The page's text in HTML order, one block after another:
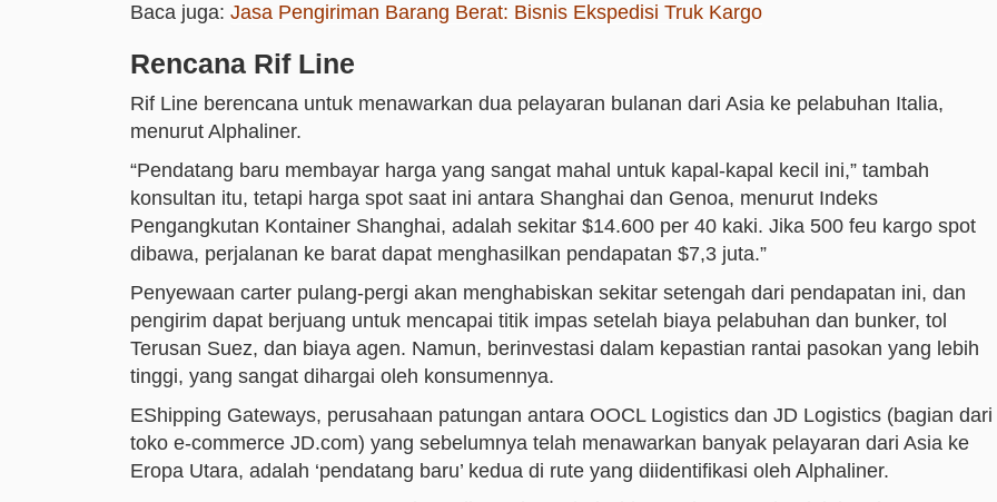
Baca juga: Jasa Pengiriman Barang Berat: Bisnis Ekspedisi Truk Kargo
Rencana Rif Line
Rif Line berencana untuk menawarkan dua pelayaran bulanan dari Asia ke pelabuhan Italia,
menurut Alphaliner.
“Pendatang baru membayar harga yang sangat mahal untuk kapal-kapal kecil ini,” tambah
konsultan itu, tetapi harga spot saat ini antara Shanghai dan Genoa, menurut Indeks
Pengangkutan Kontainer Shanghai, adalah sekitar $14.600 per 40 kaki. Jika 500 feu kargo spot
dibawa, perjalanan ke barat dapat menghasilkan pendapatan $7,3 juta.”
Penyewaan carter pulang-pergi akan menghabiskan sekitar setengah dari pendapatan ini, dan
pengirim dapat berjuang untuk mencapai titik impas setelah biaya pelabuhan dan bunker, tol
Terusan Suez, dan biaya agen. Namun, berinvestasi dalam kepastian rantai pasokan yang lebih
tinggi, yang sangat dihargai oleh konsumennya.
EShipping Gateways, perusahaan patungan antara OOCL Logistics dan JD Logistics (bagian dari
toko e-commerce JD.com) yang sebelumnya telah menawarkan banyak pelayaran dari Asia ke
Eropa Utara, adalah ‘pendatang baru’ kedua di rute yang diidentifikasi oleh Alphaliner.